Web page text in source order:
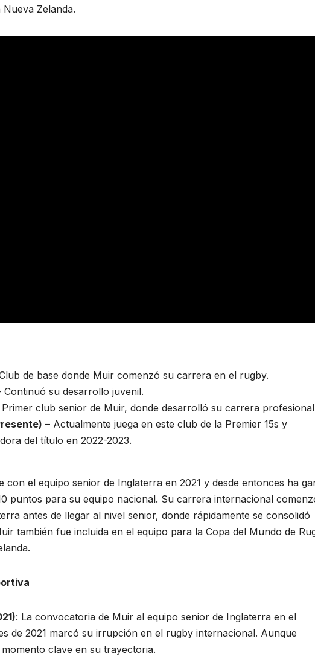
Zelanda.
de base donde Muir comenzó su carrera en el rugby.
Continuó su desarrollo juvenil.
Primer club senior de Muir, donde desarrolló su carrera
– Actualmente juega en este club de la Premier 15s y
del título en 2022-2023.
el equipo senior de Inglaterra en 2021 y desde entonces ha
puntos para su equipo nacional. Su carrera internacional
antes de llegar al nivel senior, donde rápidamente se consolidó
también fue incluida en el equipo para la Copa del Mundo de
: La convocatoria de Muir al equipo senior de Inglaterra en el
de 2021 marcó su irrupción en el rugby internacional. Aunque
clave en su trayectoria.